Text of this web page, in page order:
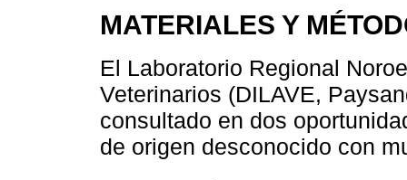
MATERIALES Y
El Laboratorio Regional
Veterinarios (DILAVE,
consultado en dos
de origen desconocido con